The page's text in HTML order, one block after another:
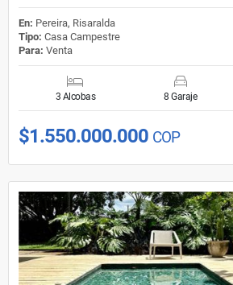
En: Pereira, Risaralda
Tipo: Casa Campestre
Para: Venta
3 Alcobas 8 Garaje
$1.550.000.000 COP